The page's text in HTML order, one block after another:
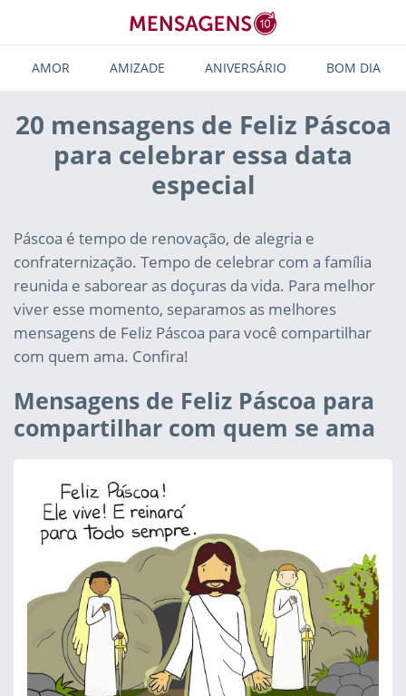
AMOR AMIZADE ANIVERSÁRIO BOM DIA
20 mensagens de Feliz Páscoa
para celebrar essa data
especial
Páscoa é tempo de renovação, de alegria e
confraternização. Tempo de celebrar com a família
reunida e saborear as doçuras da vida. Para melhor
viver esse momento, separamos as melhores
mensagens de Feliz Páscoa para você compartilhar
com quem ama. Confira!
Mensagens de Feliz Páscoa para
compartilhar com quem se ama